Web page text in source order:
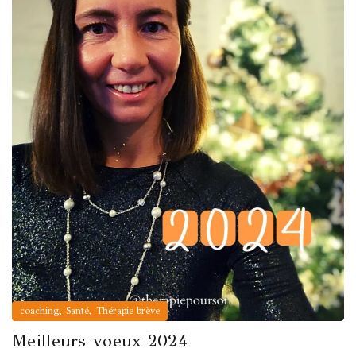
coaching, Santé, Thérapie brève
Meilleurs voeux 2024